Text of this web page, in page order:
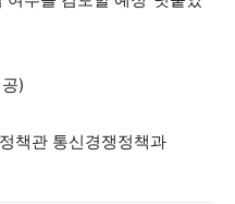
)
책관 통신경쟁정책과